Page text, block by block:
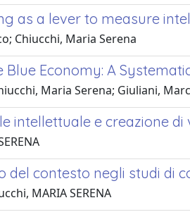
as a lever to measure
Chiucchi, Maria Serena
Blue Economy: A
Maria Serena; Giuliani,
intellettuale e creazione di
del contesto negli studi di
MARIA SERENA